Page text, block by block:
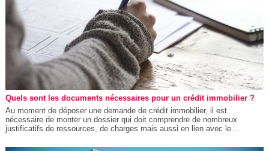
Quels sont les documents nécessaires pour un crédit immobilier ?
Au moment de déposer une demande de crédit immobilier, il est
nécessaire de monter un dossier qui doit comprendre de nombreux
justificatifs de ressources, de charges mais aussi en lien avec le...